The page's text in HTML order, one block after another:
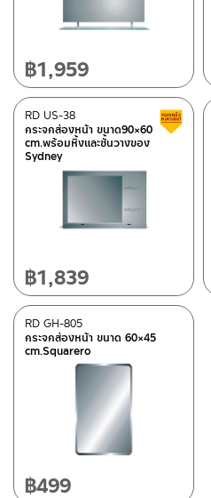
กระจก
หมวดสินค้า
Rasland-Accessories
สถานะสินค้า
สินค้าลดราคา เคลียร์สต็อก
(3)
มีสต็อกปกติ
฿1,959
กระจกส่องหน้า ขนาด90×60
cm.พร้อมหิ้งและชั้นวางของ
Sydney
RD US-38
฿1,839
กระจกส่องหน้า ขนาด 60×45
cm.Squarero
RD GH-805
฿499